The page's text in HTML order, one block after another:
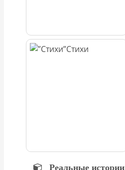
Стихи
Реальные истории